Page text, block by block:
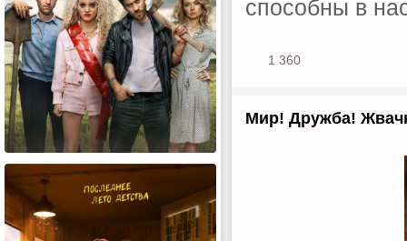
способны в
1 360
Мир! Дружба!